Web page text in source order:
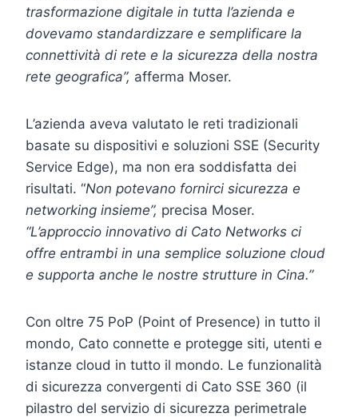
trasformazione digitale in tutta l’azienda e
dovevamo standardizzare e semplificare la
connettività di rete e la sicurezza della nostra
rete geografica”, afferma Moser.
L’azienda aveva valutato le reti tradizionali
basate su dispositivi e soluzioni SSE (Security
Service Edge), ma non era soddisfatta dei
risultati. “Non potevano fornirci sicurezza e
networking insieme”, precisa Moser.
“L’approccio innovativo di Cato Networks ci
offre entrambi in una semplice soluzione cloud
e supporta anche le nostre strutture in Cina.”
Con oltre 75 PoP (Point of Presence) in tutto il
mondo, Cato connette e protegge siti, utenti e
istanze cloud in tutto il mondo. Le funzionalità
di sicurezza convergenti di Cato SSE 360 (il
pilastro del servizio di sicurezza perimetrale